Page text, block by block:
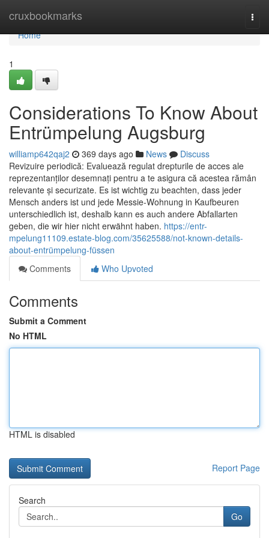
cruxbookmarks
Home
Home
1
Considerations To Know About
Entrümpelung Augsburg
williamp642qaj2 369 days ago News
Discuss
Revizuire periodică: Evaluează regulat drepturile de acces ale
reprezentanților desemnați pentru a te asigura că acestea rămân
relevante și securizate. Es ist wichtig zu beachten, dass jeder
Mensch anders ist und jede Messie-Wohnung in Kaufbeuren
unterschiedlich ist, deshalb kann es auch andere Abfallarten
geben, die wir hier nicht erwähnt haben. https://entr-
mpelung11109.estate-blog.com/35625588/not-known-details-
about-entrümpelung-füssen
Comments
Who Upvoted
Comments
Submit a Comment
No HTML
HTML is disabled
Report Page
Search
Go